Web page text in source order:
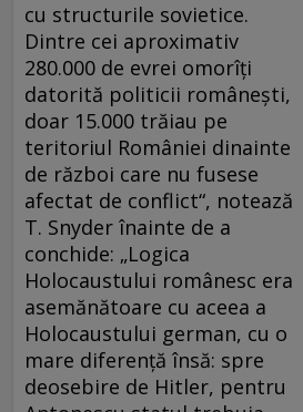
cu structurile sovietice.
Dintre cei aproximativ
280.000 de evrei omorîţi
datorită politicii româneşti,
doar 15.000 trăiau pe
teritoriul României dinainte
de război care nu fusese
afectat de conflict“, notează
T. Snyder înainte de a
conchide: „Logica
Holocaustului românesc era
asemănătoare cu aceea a
Holocaustului german, cu o
mare diferenţă însă: spre
deosebire de Hitler, pentru